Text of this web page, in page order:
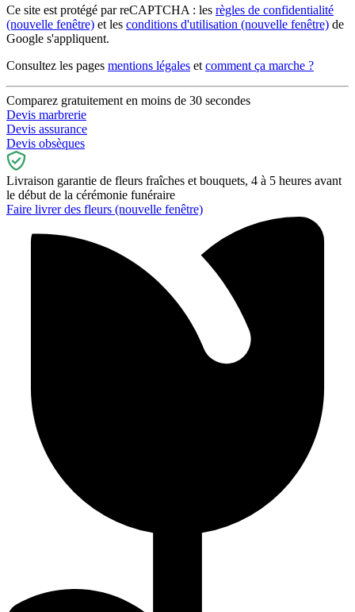
Ce site est protégé par reCAPTCHA : les règles de confidentialité
(nouvelle fenêtre) et les conditions d'utilisation (nouvelle fenêtre) de
Google s'appliquent.
Consultez les pages mentions légales et comment ça marche ?
Comparez gratuitement en moins de 30 secondes
Devis marbrerie
Devis assurance
Devis obsèques
Livraison garantie de fleurs fraîches et bouquets, 4 à 5 heures avant
le début de la cérémonie funéraire
Faire livrer des fleurs (nouvelle fenêtre)